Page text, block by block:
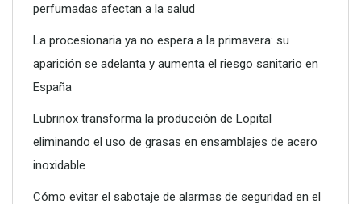
Poliéster Casariche lidera la vanguardia en soluciones
hidráulicas con sus nuevas piscinas de alta resistencia
perfumadas afectan a la salud
La procesionaria ya no espera a la primavera: su
aparición se adelanta y aumenta el riesgo sanitario en
España
Lubrinox transforma la producción de Lopital
eliminando el uso de grasas en ensamblajes de acero
inoxidable
Cómo evitar el sabotaje de alarmas de seguridad en el